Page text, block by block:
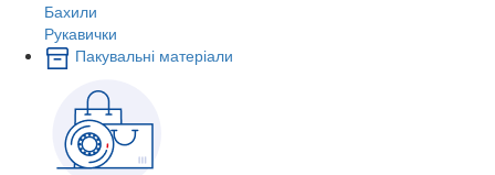
Бахили
Рукавички
Пакувальні матеріали